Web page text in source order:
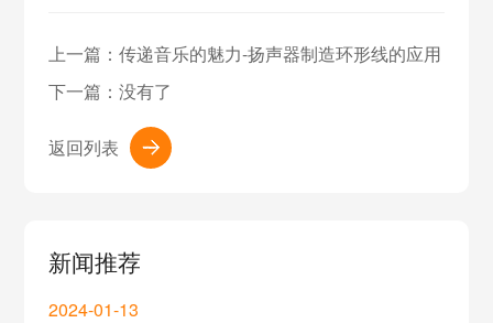
上一篇：传递音乐的魅力-扬声器制造环形线的应用
下一篇：没有了
返回列表
新闻推荐
2024-01-13